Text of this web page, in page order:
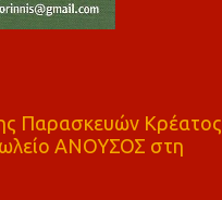
Παρασκευών Κρέατος
ΑΝΟΥΣΟΣ στη